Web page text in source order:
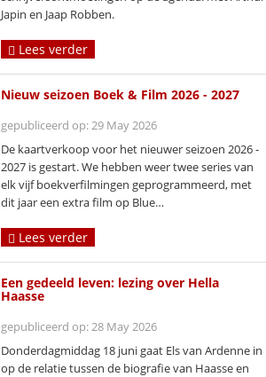
Japin en Jaap Robben.
Lees verder
Nieuw seizoen Boek & Film 2026 - 2027
gepubliceerd op: 29 May 2026
De kaartverkoop voor het nieuwer seizoen 2026 -
2027 is gestart. We hebben weer twee series van
elk vijf boekverfilmingen geprogrammeerd, met
dit jaar een extra film op Blue…
Lees verder
Een gedeeld leven: lezing over Hella
Haasse
gepubliceerd op: 28 May 2026
Donderdagmiddag 18 juni gaat Els van Ardenne in
op de relatie tussen de biografie van Haasse en